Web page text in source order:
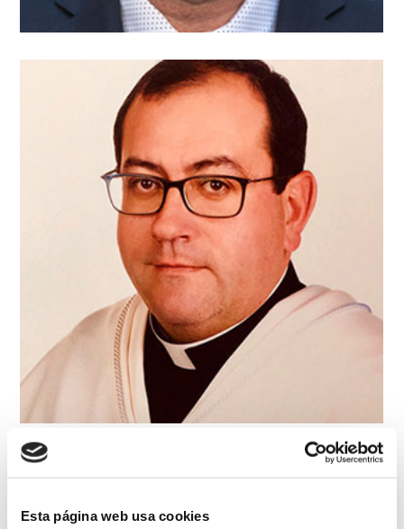
Esta página web usa cookies